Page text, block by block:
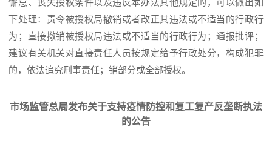
懈怠、丧失授权条件以及违反本办法其他规定的，可以做出如
下处理：责令被授权局撤销或者改正其违法或不适当的行政行
为；直接撤销被授权局违法或不适当的行政行为；通报批评；
建议有关机关对直接责任人员按规定给予行政处分，构成犯罪
的，依法追究刑事责任；销部分或全部授权。
市场监管总局发布关于支持疫情防控和复工复产反垄断执法
的公告